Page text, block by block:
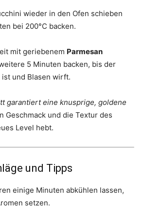
wieder in den Ofen schieben
bei 200°C backen.
mit geriebenem Parmesan
5 Minuten backen, bis der
ist und Blasen wirft.
garantiert eine knusprige, goldene
Geschmack und die Textur des
Level hebt.
und Tipps
einige Minuten abkühlen lassen,
setzen.